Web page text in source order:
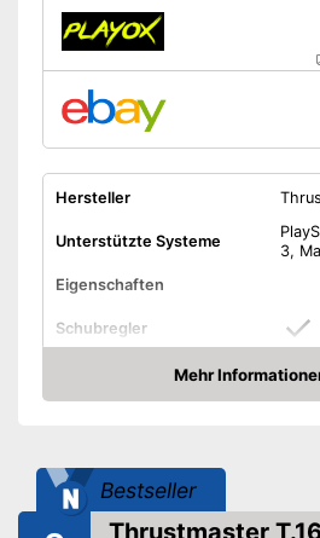
Hersteller
Unterstützte Systeme
3,
Eigenschaften
Schubregler
Farbe
Maße
22 x
Mehr
Amazon
Bestseller
Thrustmaster